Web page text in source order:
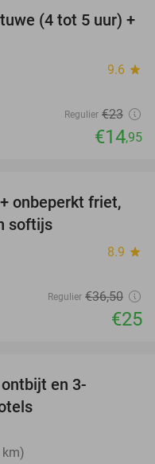
35%
(4 tot 5 uur) +
9.6 star
Regulier €23
€14,95
32%
onbeperkt friet,
softijs
8.9 star
Regulier €36,50
€25
en 3-
km)